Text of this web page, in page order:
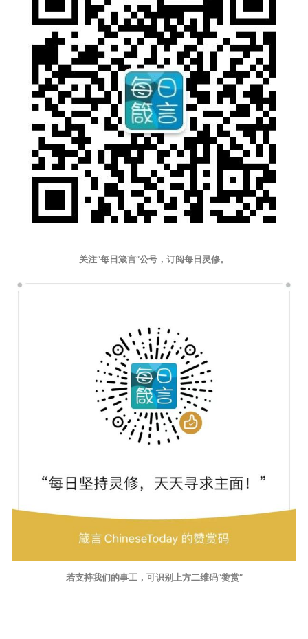
关注“每日箴言”公号，订阅每日灵修。
若支持我们的事工，可识别上方二维码“赞赏”